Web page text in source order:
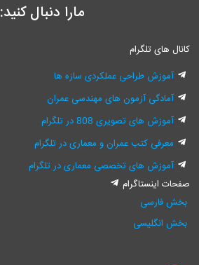
مارا دنبال کنید:
کانال های تلگرام
آموزش طراحی عملکردی سازه ها
آمادگی آزمون های مهندسی عمران
آموزش های تصویری 808 در تلگرام
معرفی کتب عمران و معماری در تلگرام
آموزش های تخصصی معماری در تلگرام
صفحات اینستاگرام
بخش فارسی
بخش انگلیسی